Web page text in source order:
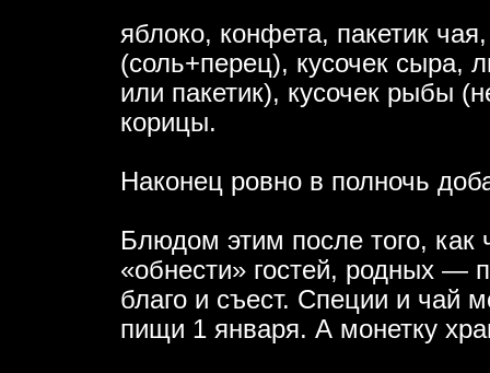
яблоко, конфета, пакетик
(соль+перец), кусочек сыра,
или пакетик), кусочек рыбы
корицы.
Наконец ровно в полночь
Блюдом этим после того,
«обнести» гостей, родных —
благо и съест. Специи и чай
пищи 1 января. А монетку